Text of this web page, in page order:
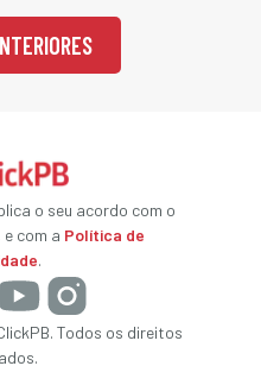
o seu acordo com o
e com a Política de
.
Todos os direitos